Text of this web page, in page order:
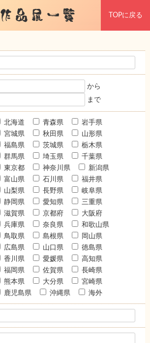
作品展一覧 TOPに戻る
から
まで
北海道 青森県
岩手県
宮城県
秋田県
山形県
福島県
茨城県
栃木県
群馬県
埼玉県
千葉県
東京都
神奈川県
新潟県
富山県
石川県
福井県
山梨県
長野県
岐阜県
静岡県
愛知県
三重県
滋賀県
京都府
大阪府
兵庫県
奈良県
和歌山県
鳥取県
島根県
岡山県
広島県
山口県
徳島県
香川県
愛媛県
高知県
福岡県
佐賀県
長崎県
熊本県
大分県
宮崎県
鹿児島県
沖縄県 海外